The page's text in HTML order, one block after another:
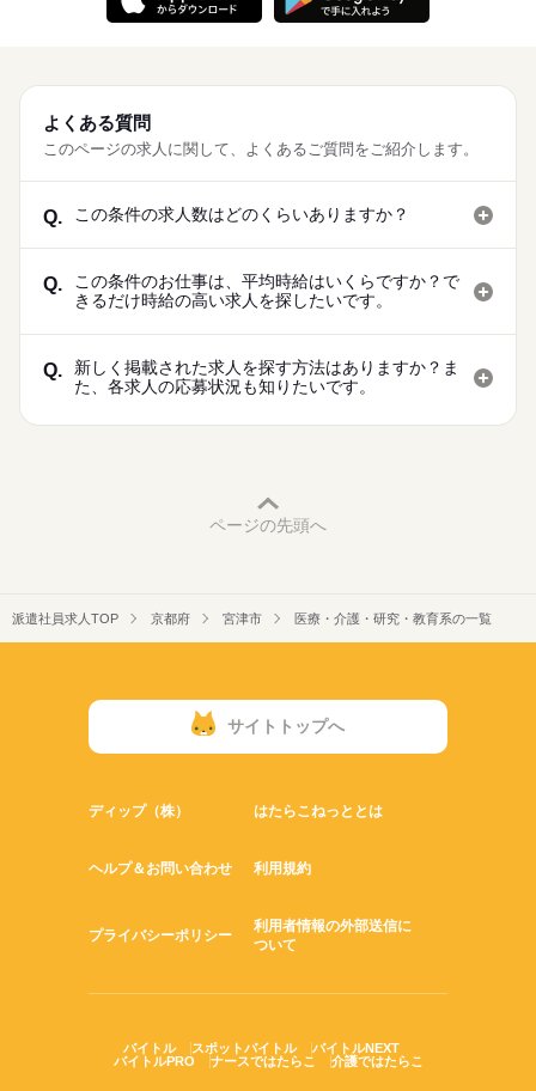
よくある質問
このページの求人に関して、よくあるご質問をご紹介します。
Q. この条件の求人数はどのくらいありますか？
Q.
この条件のお仕事は、平均時給はいくらですか？で
きるだけ時給の高い求人を探したいです。
Q.
新しく掲載された求人を探す方法はありますか？ま
た、各求人の応募状況も知りたいです。
ページの先頭へ
派遣社員求人TOP 京都府 宮津市 医療・介護・研究・教育系の一覧
サイトトップへ
ディップ（株） はたらこねっととは
ヘルプ＆お問い合わせ 利用規約
プライバシーポリシー
利用者情報の外部送信に
ついて
バイトル スポットバイトル
バイトルNEXT
バイトルPRO
ナースではたらこ 介護ではたらこ